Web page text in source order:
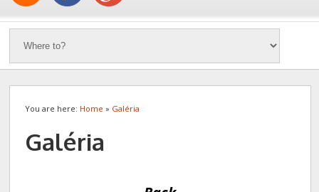
You are here: Home » Galéria
Galéria